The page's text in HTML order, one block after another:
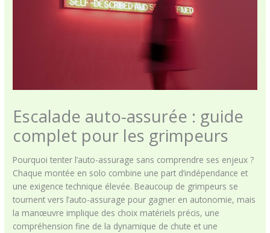
Escalade auto-assurée : guide
complet pour les grimpeurs
Pourquoi tenter l’auto-assurage sans comprendre ses enjeux ?
Chaque montée en solo combine une part d’indépendance et
une exigence technique élevée. Beaucoup de grimpeurs se
tournent vers l’auto-assurage pour gagner en autonomie, mais
la manœuvre implique des choix matériels précis, une
compréhension fine de la dynamique de chute et une